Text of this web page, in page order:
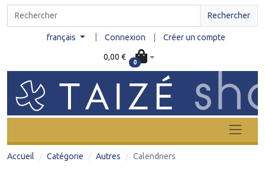
Rechercher
français Connexion Créer un compte
0,00 €
0
Accueil Catégorie Autres Calendriers